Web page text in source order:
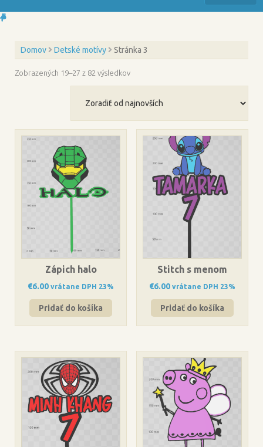
Domov Detské motívy Stránka 3
Zobrazených 19–27 z 82 výsledkovZoradené
Zápich halo
€6.00 vrátane DPH 23%
Pridať do košíka
Stitch s menom
€6.00 vrátane DPH 23%
Pridať do košíka